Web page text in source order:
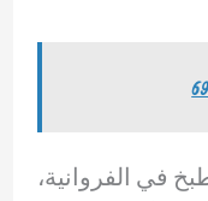
في الفروانية،